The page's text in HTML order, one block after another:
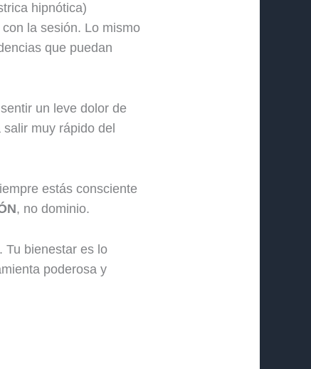
hipnótica)
la sesión. Lo mismo
que puedan
un leve dolor de
muy rápido del
estás consciente
, no dominio.
Tu bienestar es lo
poderosa y